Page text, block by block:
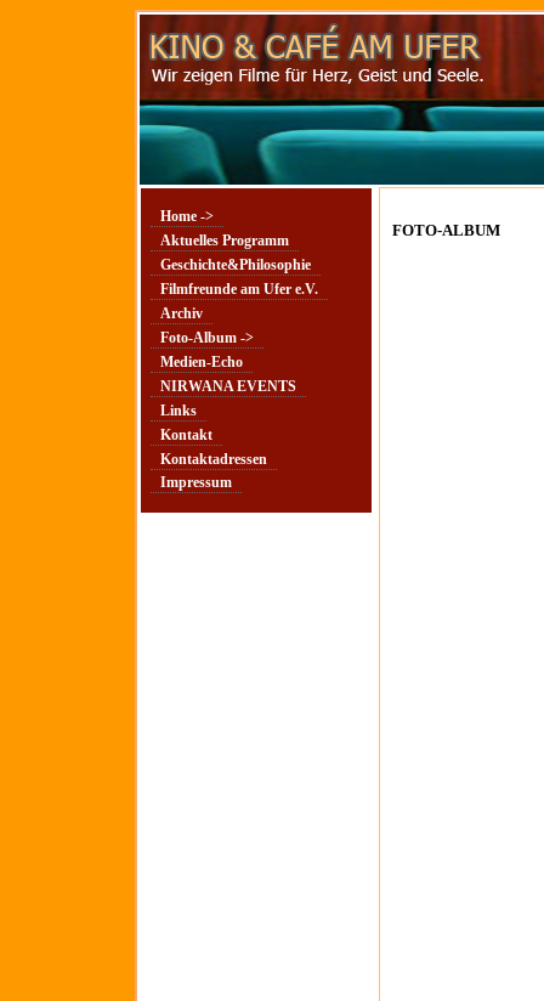
Home ->
Aktuelles Programm
Geschichte&Philosophie
Filmfreunde am Ufer e.V.
Archiv
Foto-Album ->
Medien-Echo
NIRWANA EVENTS
Links
Kontakt
Kontaktadressen
Impressum
FOTO-ALBUM